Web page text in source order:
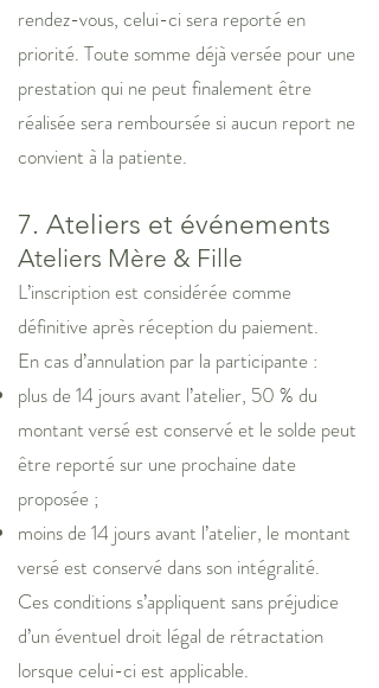
rendez-vous, celui-ci sera reporté en
priorité. Toute somme déjà versée pour une
prestation qui ne peut finalement être
réalisée sera remboursée si aucun report ne
convient à la patiente.
7. Ateliers et événements
Ateliers Mère & Fille
L’inscription est considérée comme
définitive après réception du paiement.
En cas d’annulation par la participante :
plus de 14 jours avant l’atelier, 50 % du
montant versé est conservé et le solde peut
être reporté sur une prochaine date
proposée ;
moins de 14 jours avant l’atelier, le montant
versé est conservé dans son intégralité.
Ces conditions s’appliquent sans préjudice
d’un éventuel droit légal de rétractation
lorsque celui-ci est applicable.